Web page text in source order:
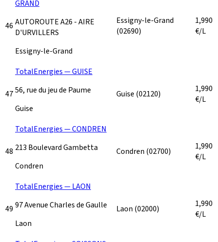
46
GRAND
AUTOROUTE A26 - AIRE
D'URVILLERS
Essigny-le-Grand
Essigny-le-Grand
(02690)
1,990
€/L
47
TotalEnergies — GUISE
56, rue du jeu de Paume
Guise
Guise (02120)
1,990
€/L
48
TotalEnergies — CONDREN
213 Boulevard Gambetta
Condren
Condren (02700)
1,990
€/L
49
TotalEnergies — LAON
97 Avenue Charles de Gaulle
Laon
Laon (02000)
1,990
€/L